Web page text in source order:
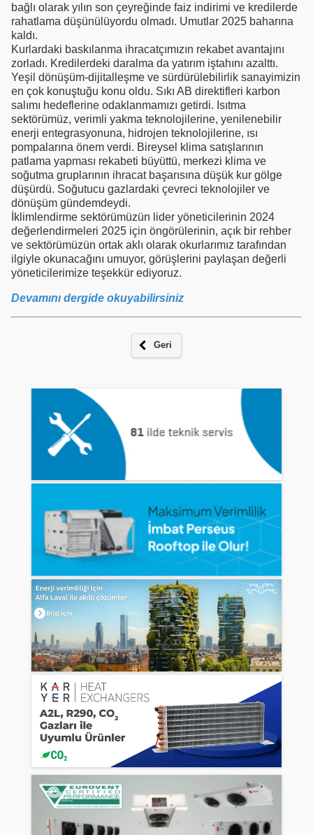
bağlı olarak yılın son çeyreğinde faiz indirimi ve kredilerde
rahatlama düşünülüyordu olmadı. Umutlar 2025 baharına
kaldı.
Kurlardaki baskılanma ihracatçımızın rekabet avantajını
zorladı. Kredilerdeki daralma da yatırım iştahını azalttı.
Yeşil dönüşüm-dijitalleşme ve sürdürülebilirlik sanayimizin
en çok konuştuğu konu oldu. Sıkı AB direktifleri karbon
salımı hedeflerine odaklanmamızı getirdi. Isıtma
sektörümüz, verimli yakma teknolojilerine, yenilenebilir
enerji entegrasyonuna, hidrojen teknolojilerine, ısı
pompalarına önem verdi. Bireysel klima satışlarının
patlama yapması rekabeti büyüttü, merkezi klima ve
soğutma gruplarının ihracat başarısına düşük kur gölge
düşürdü. Soğutucu gazlardaki çevreci teknolojiler ve
dönüşüm gündemdeydi.
İklimlendirme sektörümüzün lider yöneticilerinin 2024
değerlendirmeleri 2025 için öngörülerinin, açık bir rehber
ve sektörümüzün ortak aklı olarak okurlarımız tarafından
ilgiyle okunacağını umuyor, görüşlerini paylaşan değerli
yöneticilerimize teşekkür ediyoruz.
Devamını dergide okuyabilirsiniz
Geri